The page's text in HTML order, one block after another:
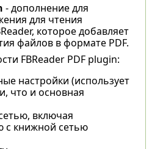
- дополнение для
для чтения
которое добавляет
файлов в формате PDF.
FBReader PDF plugin:
настройки (использует
что и основная
включая
с книжной сетью